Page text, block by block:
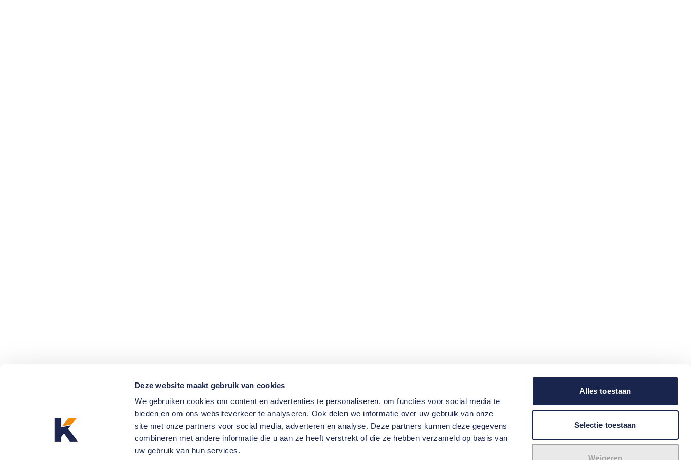
Deze website maakt gebruik van cookies
We gebruiken cookies om content en advertenties te personaliseren, om functies voor social media te
bieden en om ons websiteverkeer te analyseren. Ook delen we informatie over uw gebruik van onze
site met onze partners voor social media, adverteren en analyse. Deze partners kunnen deze gegevens
combineren met andere informatie die u aan ze heeft verstrekt of die ze hebben verzameld op basis van
uw gebruik van hun services.
Alles toestaan
Selectie toestaan
Weigeren